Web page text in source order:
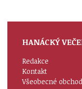
HANÁCKÝ
Redakce
Kontakt
Všeobecné